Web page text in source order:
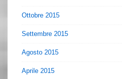
Ottobre 2015
Settembre 2015
Agosto 2015
Aprile 2015